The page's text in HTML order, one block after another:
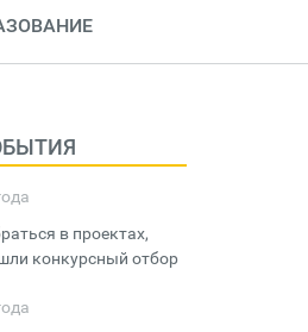
в проектах,
конкурсный отбор